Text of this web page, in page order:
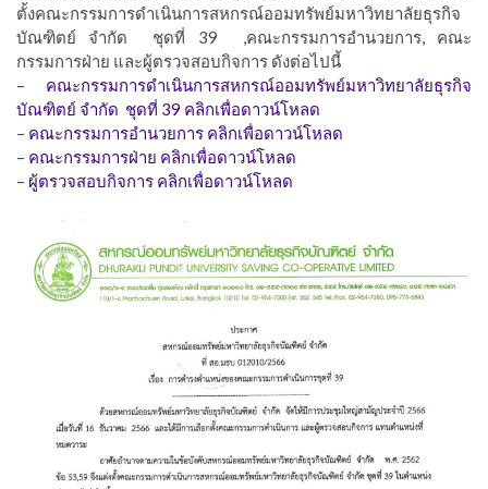
ตั้งคณะกรรมการดำเนินการสหกรณ์ออมทรัพย์มหาวิทยาลัยธุรกิจ
บัณฑิตย์ จำกัด ชุดที่ 39 ,คณะกรรมการอำนวยการ, คณะ
กรรมการฝ่าย และผู้ตรวจสอบกิจการ ดังต่อไปนี้
– คณะกรรมการดำเนินการสหกรณ์ออมทรัพย์มหาวิทยาลัยธุรกิจ
บัณฑิตย์ จำกัด ชุดที่ 39 คลิกเพื่อดาวน์โหลด
– คณะกรรมการอำนวยการ คลิกเพื่อดาวน์โหลด
– คณะกรรมการฝ่าย คลิกเพื่อดาวน์โหลด
– ผู้ตรวจสอบกิจการ คลิกเพื่อดาวน์โหลด